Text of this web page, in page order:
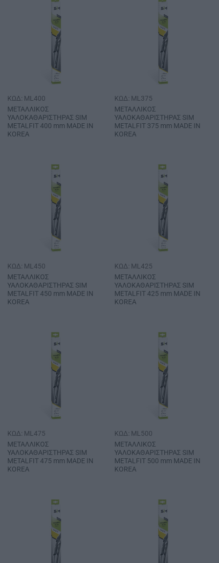
ΚΩΔ: ML400
ΜΕΤΑΛΛΙΚΟΣ
ΥΑΛΟΚΑΘΑΡΙΣΤΗΡΑΣ SΙΜ
METALFIT 400 mm MADE IN
KOREA
ΚΩΔ: ML375
ΜΕΤΑΛΛΙΚΟΣ
ΥΑΛΟΚΑΘΑΡΙΣΤΗΡΑΣ SΙΜ
METALFIT 375 mm MADE IN
KOREA
ΚΩΔ: ML450
ΜΕΤΑΛΛΙΚΟΣ
ΥΑΛΟΚΑΘΑΡΙΣΤΗΡΑΣ SΙΜ
METALFIT 450 mm MADE IN
KOREA
ΚΩΔ: ML425
ΜΕΤΑΛΛΙΚΟΣ
ΥΑΛΟΚΑΘΑΡΙΣΤΗΡΑΣ SΙΜ
METALFIT 425 mm MADE IN
KOREA
ΚΩΔ: ML475
ΜΕΤΑΛΛΙΚΟΣ
ΥΑΛΟΚΑΘΑΡΙΣΤΗΡΑΣ SΙΜ
METALFIT 475 mm MADE IN
KOREA
ΚΩΔ: ML500
ΜΕΤΑΛΛΙΚΟΣ
ΥΑΛΟΚΑΘΑΡΙΣΤΗΡΑΣ SΙΜ
METALFIT 500 mm MADE IN
KOREA